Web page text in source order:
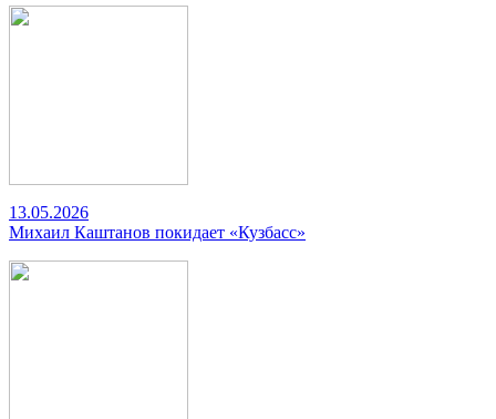
13.05.2026
Михаил Каштанов покидает «Кузбасс»